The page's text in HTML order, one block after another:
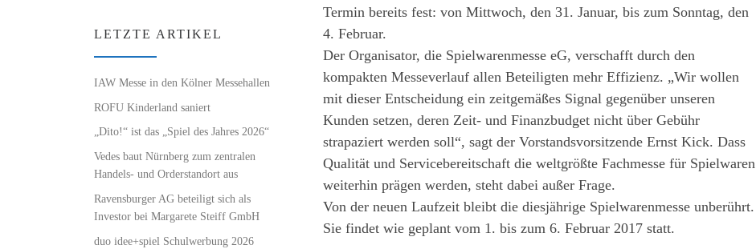
Termin bereits fest: von Mittwoch, den 31. Januar, bis zum Sonntag, den
4. Februar.
Der Organisator, die Spielwarenmesse eG, verschafft durch den
kompakten Messeverlauf allen Beteiligten mehr Effizienz. „Wir wollen
mit dieser Entscheidung ein zeitgemäßes Signal gegenüber unseren
Kunden setzen, deren Zeit- und Finanzbudget nicht über Gebühr
strapaziert werden soll“, sagt der Vorstandsvorsitzende Ernst Kick. Dass
Qualität und Servicebereitschaft die weltgrößte Fachmesse für Spielwaren
weiterhin prägen werden, steht dabei außer Frage.
Von der neuen Laufzeit bleibt die diesjährige Spielwarenmesse unberührt.
Sie findet wie geplant vom 1. bis zum 6. Februar 2017 statt.
LETZTE ARTIKEL
IAW Messe in den Kölner Messehallen
ROFU Kinderland saniert
„Dito!“ ist das „Spiel des Jahres 2026“
Vedes baut Nürnberg zum zentralen
Handels- und Orderstandort aus
Ravensburger AG beteiligt sich als
Investor bei Margarete Steiff GmbH
duo idee+spiel Schulwerbung 2026